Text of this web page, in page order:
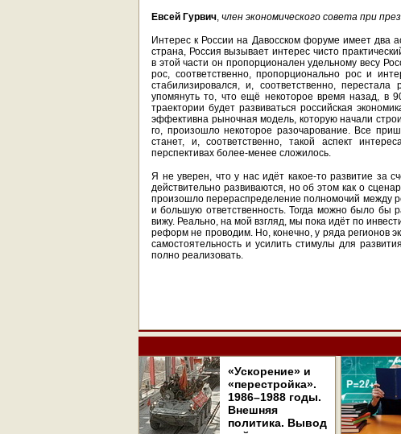
Евсей Гурвич, член экономического совета при
Интерес к России на Давосском форуме имеет два
страна, Россия вызывает интерес чисто
в этой части он пропорционален удельному весу
рос, соответственно, пропорционально рос и
стабилизировался, и, соответственно,
упомянуть то, что ещё некоторое время назад, в
траектории будет развиваться российская
эффективна рыночная модель, которую начали
го, произошло некоторое разочарование. Все
станет, и, соответственно, такой аспект
перспективах более-менее сложилось.
Я не уверен, что у нас идёт какое-то развитие за
действительно развиваются, но об этом как о
произошло перераспределение полномочий между
и большую ответственность. Тогда можно было бы
вижу. Реально, на мой взгляд, мы пока идёт по
реформ не проводим. Но, конечно, у ряда регионов
самостоятельность и усилить стимулы для
полно реализовать.
«Ускорение» и
«перестройка».
1986–1988 годы.
Внешняя
политика. Вывод